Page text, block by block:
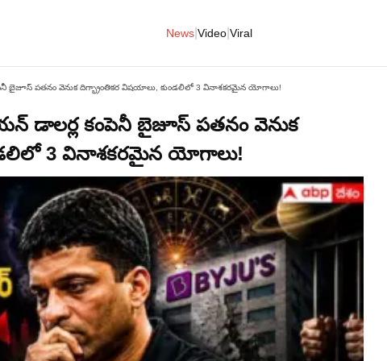
News Video Viral
బైజూస్ పతనం వెనుక దిగ్భ్రాంతికర విషయాలు, కుండలిలో 3 వినాశకరమైన యోగాలు!
డాలర్ల కంపెనీ బైజూస్ పతనం వెనుక
3 వినాశకరమైన యోగాలు!